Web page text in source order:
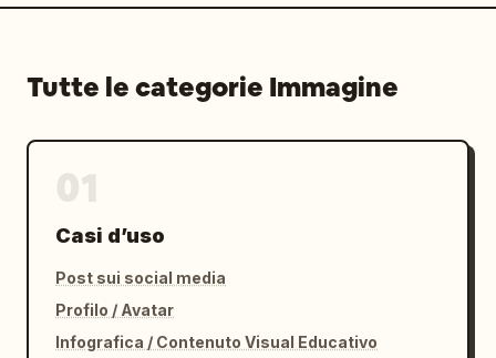
Tutte le categorie Immagine
Casi d’uso
Post sui social media
Profilo / Avatar
Infografica / Contenuto Visual Educativo